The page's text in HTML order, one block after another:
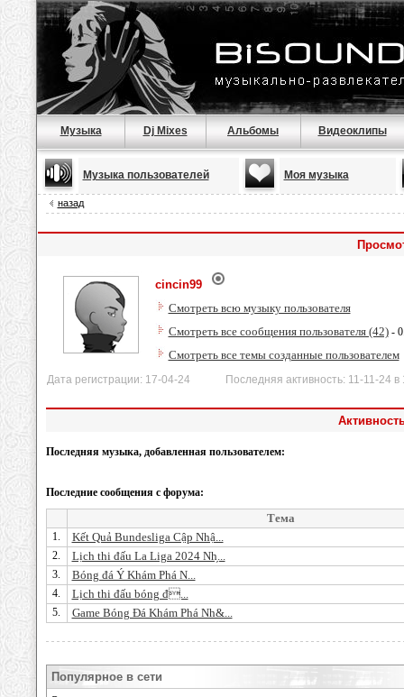
Музыка Dj Mixes Альбомы Видеоклипы
Музыка пользователей Моя музыка
назад
cincin99
Смотреть всю музыку пользователя
Смотреть все сообщения пользователя (42)-
Смотреть все темы созданные пользователем
Дата регистрации: 17-04-24 Последняя активность: 11-11-24 в
Последняя музыка, добавленная пользователем:
Последние сообщения с форума:
Тема
1. Kết Quả Bundesliga Cập Nhậ...
2. Lịch thi đấu La Liga 2024 Nh̗...
3. Bóng đá Ý Khám Phá N...
4. Lịch thi đấu bóng đ...
5. Game Bóng Đá Khám Phá Nh&...
Популярное в сети